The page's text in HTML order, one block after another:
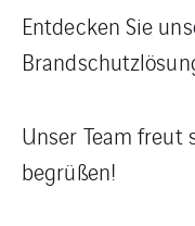
Entdecken Sie
Unser Team freut
begrüßen!